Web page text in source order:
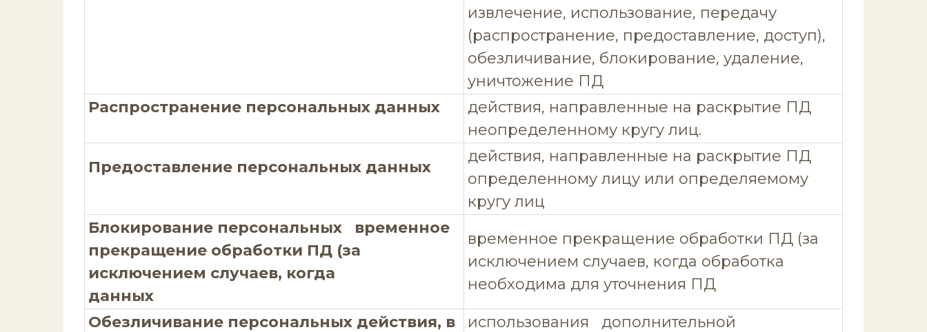
извлечение, использование, передачу
(распространение, предоставление, доступ),
обезличивание, блокирование, удаление,
уничтожение ПД
Распространение персональных данных
действия, направленные на раскрытие ПД
неопределенному кругу лиц.
Предоставление персональных данных
действия, направленные на раскрытие ПД
определенному лицу или определяемому
кругу лиц
Блокирование персональных временное
прекращение обработки ПД (за
исключением случаев, когда
данных
временное прекращение обработки ПД (за
исключением случаев, когда обработка
необходима для уточнения ПД
Обезличивание персональных действия, в
использования дополнительной